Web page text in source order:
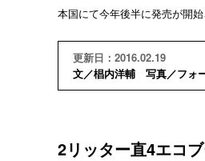
本国にて今年後半に発売が開
更新日：2016.02.19
文／椙内洋輔 写真／フォ
2リッター直4エコ